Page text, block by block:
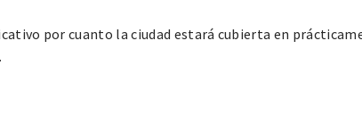
por cuanto la ciudad estará cubierta en